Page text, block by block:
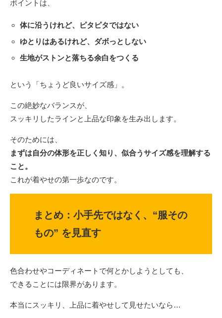
ポイントは、
体に沿うけれど、ピタピタではない
ゆとりはあるけれど、ダボっとしない
生地がストンと落ちる余白をつくる
という「ちょうど良いサイズ感」。
この絶妙なバランスが、
スッキリしたラインと上品な印象を生み出します。
そのためには、
まずは自分の体形を正しく知り、似合うサイズ感を理解する
こと。
これが着やせの第一歩なのです。
まとめ：小手先ではなく、“服その
もの” を見直す
色合わせやコーディネートで何とかしようとしても、
できることには限界があります。
本当にスッキリ、上品に着やせして見せたいなら…